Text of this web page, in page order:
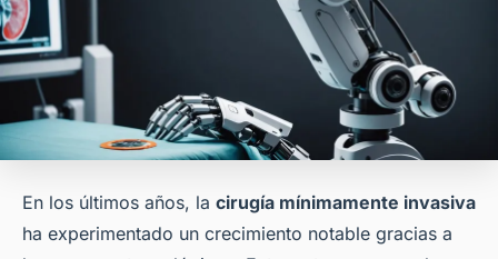
En los últimos años, la cirugía mínimamente invasiva
ha experimentado un crecimiento notable gracias a